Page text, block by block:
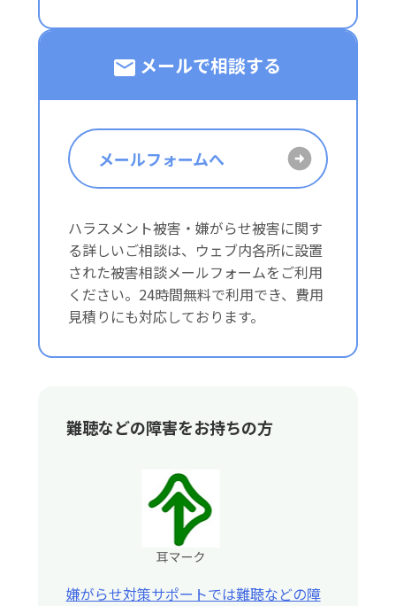
メールで相談する
メールフォームへ
ハラスメント被害・嫌がらせ被害に関す
る詳しいご相談は、ウェブ内各所に設置
された被害相談メールフォームをご利用
ください。24時間無料で利用でき、費用
見積りにも対応しております。
難聴などの障害をお持ちの方
嫌がらせ対策サポートでは難聴などの障